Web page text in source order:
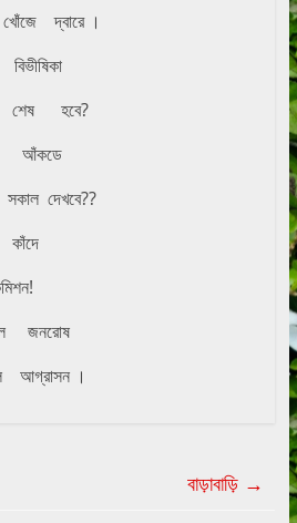
।
আঁকডে
জনরোষ
।
বাড়াবাড়ি →